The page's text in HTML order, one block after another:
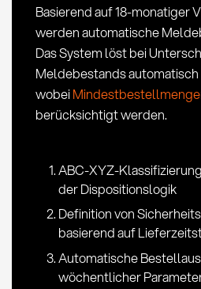
Basierend auf 18-monatiger
werden automatische
Das System löst bei
Meldebestands
wobei
berücksichtigt werden.
ABC-XYZ-
der Dispositionslogik
Definition von
basierend auf
Automatische
wöchentlicher